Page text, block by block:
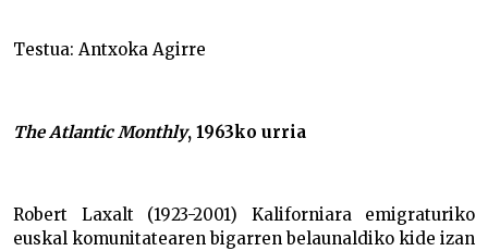
Testua: Antxoka Agirre
The Atlantic Monthly, 1963ko urria
Robert Laxalt (1923-2001) Kaliforniara emigraturiko
euskal komunitatearen bigarren belaunaldiko kide izan